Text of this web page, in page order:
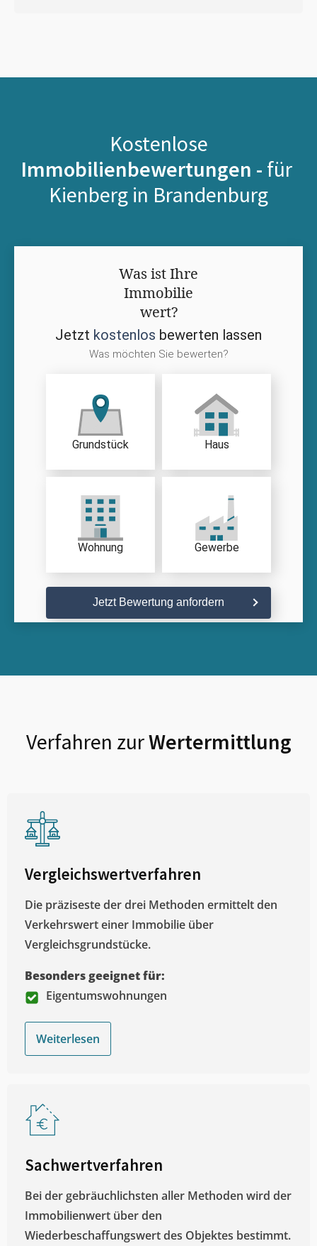
Kostenlose
Immobilienbewertungen - für
Kienberg in Brandenburg
Was ist Ihre
Immobilie
wert?
Jetzt kostenlos bewerten lassen
Was möchten Sie bewerten?
Grundstück Haus
Wohnung Gewerbe
Jetzt Bewertung anfordern
Verfahren zurWertermittlung
Vergleichswertverfahren
Die präziseste der drei Methoden ermittelt den
Verkehrswert einer Immobilie über
Vergleichsgrundstücke.
Besonders geeignet für:
Eigentumswohnungen
Weiterlesen
Sachwertverfahren
Bei der gebräuchlichsten aller Methoden wird der
Immobilienwert über den
Wiederbeschaffungswert des Objektes bestimmt.